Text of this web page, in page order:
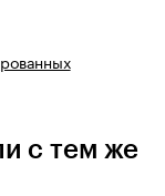
с тем же